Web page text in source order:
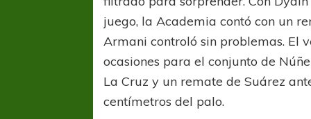
juego, la Academia contó con un
Armani controló sin problemas. El
ocasiones para el conjunto de
La Cruz y un remate de Suárez
centímetros del palo.